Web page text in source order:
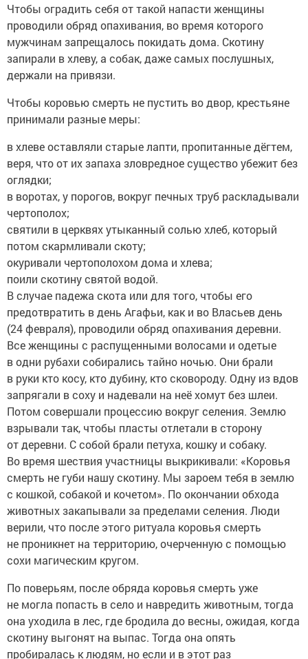
Чтобы оградить себя от такой напасти женщины
проводили обряд опахивания, во время которого
мужчинам запрещалось покидать дома. Скотину
запирали в хлеву, а собак, даже самых послушных,
держали на привязи.
Чтобы коровью смерть не пустить во двор, крестьяне
принимали разные меры:
в хлеве оставляли старые лапти, пропитанные дёгтем,
веря, что от их запаха зловредное существо убежит без
оглядки;
в воротах, у порогов, вокруг печных труб раскладывали
чертополох;
святили в церквях утыканный солью хлеб, который
потом скармливали скоту;
окуривали чертополохом дома и хлева;
поили скотину святой водой.
В случае падежа скота или для того, чтобы его
предотвратить в день Агафьи, как и во Власьев день
(24 февраля), проводили обряд опахивания деревни.
Все женщины с распущенными волосами и одетые
в одни рубахи собирались тайно ночью. Они брали
в руки кто косу, кто дубину, кто сковороду. Одну из вдов
запрягали в соху и надевали на неё хомут без шлеи.
Потом совершали процессию вокруг селения. Землю
взрывали так, чтобы пласты отлетали в сторону
от деревни. С собой брали петуха, кошку и собаку.
Во время шествия участницы выкрикивали: «Коровья
смерть не губи нашу скотину. Мы зароем тебя в землю
с кошкой, собакой и кочетом». По окончании обхода
животных закапывали за пределами селения. Люди
верили, что после этого ритуала коровья смерть
не проникнет на территорию, очерченную с помощью
сохи магическим кругом.
По поверьям, после обряда коровья смерть уже
не могла попасть в село и навредить животным, тогда
она уходила в лес, где бродила до весны, ожидая, когда
скотину выгонят на выпас. Тогда она опять
пробиралась к людям, но если и в этот раз